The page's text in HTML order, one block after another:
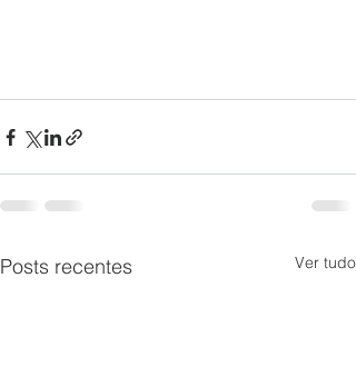
Posts recentes Ver tudo